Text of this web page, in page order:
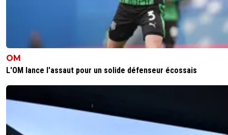
103
Enfin une bonne initiative
0+
sergio33 + 1605
Foot01 et les autres merdias ne savent strictement rien !
22 mai 2025 à 10:20 +787
OM
L'OM lance l'assaut pour un solide défenseur écossais